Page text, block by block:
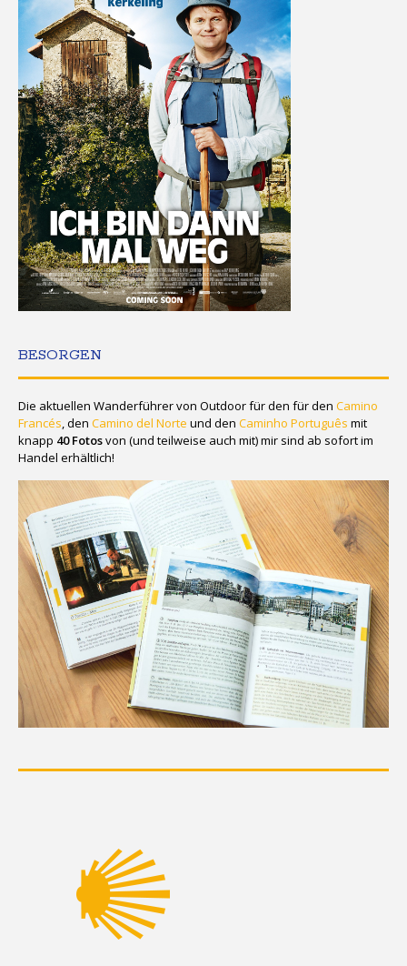
BESORGEN
Die aktuellen Wanderführer von Outdoor für den für den Camino
Francés, den Camino del Norte und den Caminho Português mit
knapp 40 Fotosvon (und teilweise auch mit) mir sind ab sofort im
Handel erhältlich!